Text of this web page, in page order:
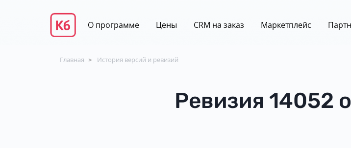
О программе Цены CRM на заказ Маркетплейс
Главная > История версий и ревизий
Ревизия 14052